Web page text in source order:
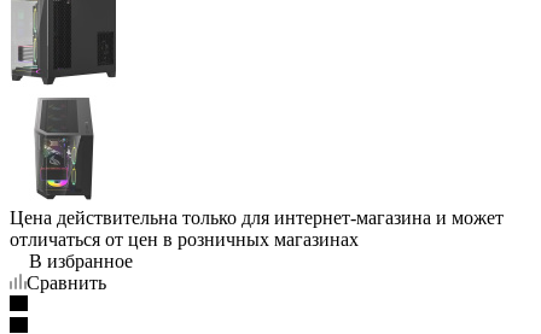
Цена действительна только для интернет-магазина и может
отличаться от цен в розничных магазинах
В избранное
Сравнить